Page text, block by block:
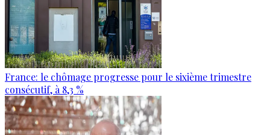
France: le chômage progresse pour le sixième trimestre
consécutif, à 8,3 %